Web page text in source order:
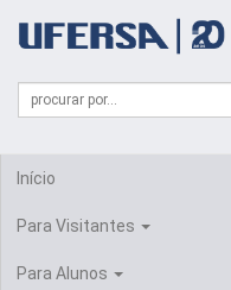
portal
UFERSA
Formulário
Busca
Campo
de
Início
Para Visitantes
Para Alunos